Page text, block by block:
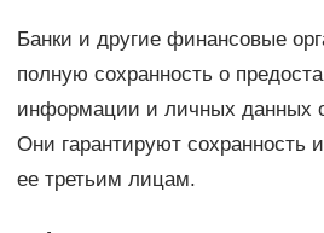
Банки и другие финансовые
полную сохранность о
информации и личных данных
Они гарантируют сохранность
ее третьим лицам.